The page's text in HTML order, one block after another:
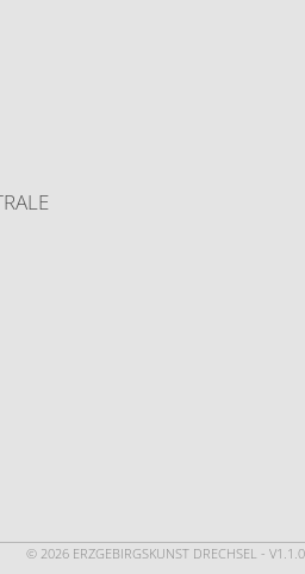
© 2026 ERZGEBIRGSKUNST DRECHSEL - V1.1.0